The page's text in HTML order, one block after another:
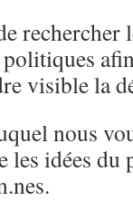
rechercher
visible la
nous
les idées